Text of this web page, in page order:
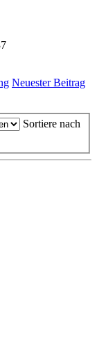
Neuester Beitrag
Sortiere nach